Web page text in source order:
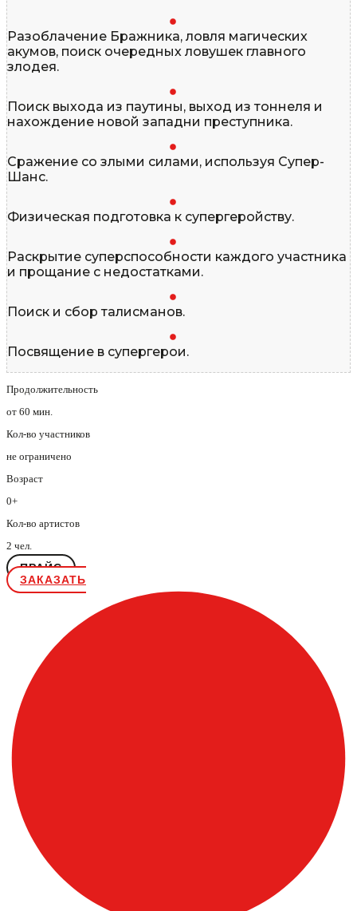
Разоблачение Бражника, ловля магических
акумов, поиск очередных ловушек главного
злодея.
Поиск выхода из паутины, выход из тоннеля и
нахождение новой западни преступника.
Сражение со злыми силами, используя Супер-
Шанс.
Физическая подготовка к супергеройству.
Раскрытие суперспособности каждого участника
и прощание с недостатками.
Поиск и сбор талисманов.
Посвящение в супергерои.
Продолжительность
от 60 мин.
Кол-во участников
не ограничено
Возраст
0+
Кол-во артистов
2 чел.
ПРАЙС
ЗАКАЗАТЬ